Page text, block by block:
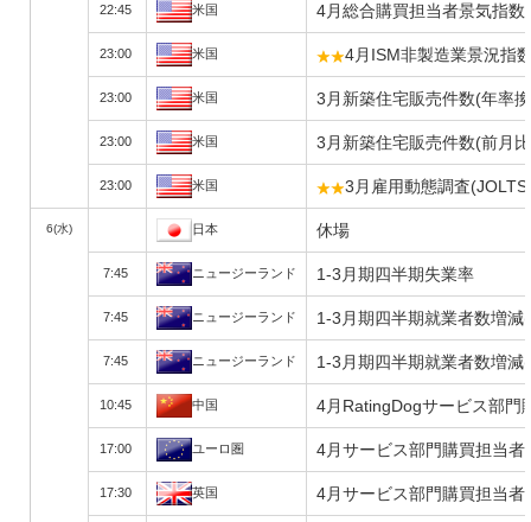
22:45 米国 4月総合購買担当者景気指
23:00 米国 4月ISM非製造業景況指
23:00 米国 3月新築住宅販売件数(年率
23:00 米国 3月新築住宅販売件数(前月
23:00 米国 3月雇用動態調査
6(水) 日本 休場
7:45 ニュージーランド 1-3月期四半期失業率
7:45 ニュージーランド 1-3月期四半期就業者数増
7:45 ニュージーランド 1-3月期四半期就業者数増
10:45 中国 4月RatingDogサービス部
17:00 ユーロ圏 4月サービス部門購買担当
17:30 英国 4月サービス部門購買担当